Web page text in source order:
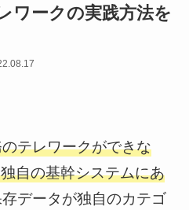
ワークの実践方法を
テレワークができな
自の基幹システムにあ
データが独自のカテゴ